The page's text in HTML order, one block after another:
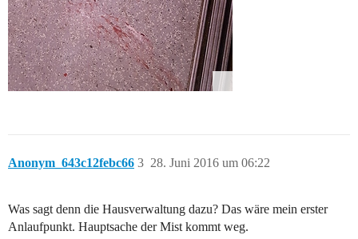
Anonym_643c12febc66 28. Juni 2016 um 06:22
3
Was sagt denn die Hausverwaltung dazu? Das wäre mein erster
Anlaufpunkt. Hauptsache der Mist kommt weg.